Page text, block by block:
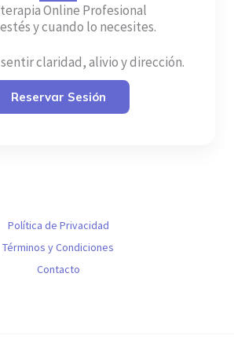
Online Profesional
y cuando lo necesites.
sentir claridad, alivio y dirección.
Reservar Sesión
Política de Privacidad
Términos y Condiciones
Contacto